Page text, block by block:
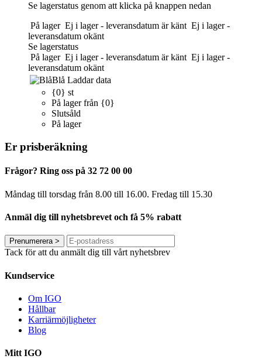
Se lagerstatus genom att klicka på knappen nedan
På lager Ej i lager - leveransdatum är känt Ej i lager -
leveransdatum okänt
Se lagerstatus
På lager Ej i lager - leveransdatum är känt Ej i lager -
leveransdatum okänt
Blå Laddar data
{0} st
På lager från {0}
Slutsåld
På lager
Er prisberäkning
Frågor? Ring oss på 32 72 00 00
Måndag till torsdag från 8.00 till 16.00. Fredag ​​till 15.30
Anmäl dig till nyhetsbrevet och få 5% rabatt
Prenumerera>
Tack för att du anmält dig till vårt nyhetsbrev
Kundservice
Om IGO
Hållbar
Karriärmöjligheter
Blog
Mitt IGO